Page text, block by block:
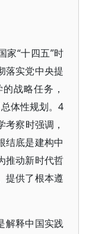
家“十四五”时
落实党中央提
战略任务，
体性规划。4
察时强调，
结底是建构中
推动新时代哲
提供了根本遵
解释中国实践